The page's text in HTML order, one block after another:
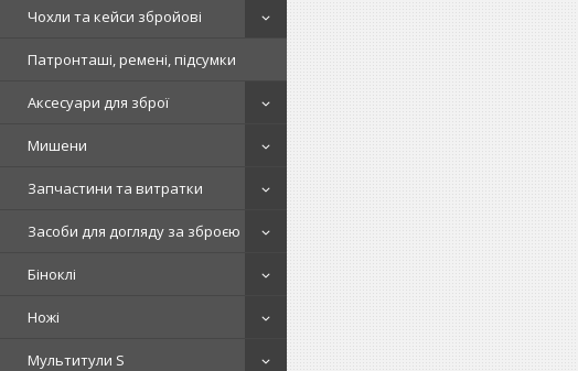
Чохли та кейси збройові
Патронташі, ремені, підсумки
Аксесуари для зброї
Мишени
Запчастини та витратки
Засоби для догляду за зброєю
Біноклі
Ножі
Мультитули S